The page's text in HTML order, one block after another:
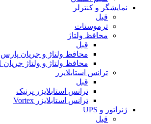
نمایشگر و کنترلر
قبل
ترموستات
محافظ ولتاژ
قبل
محافظ ولتاژ و جریان پارس
محافظ ولتاژ و ولتاژ جریان JBH
ترانس استابلایزر
قبل
ترانس استابلایزر پرنیک
ترانس استابلایزر Vortex
ژنراتور و UPS
قبل